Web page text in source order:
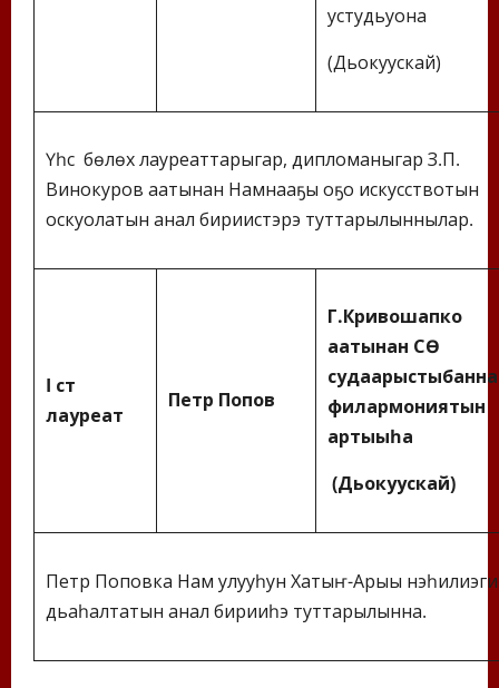
устудьуона
(Дьокуускай)
Үһүс бөлөх лауреаттарыгар, дипломаныгар З.П.
Винокуров аатынан Намнааҕы оҕо искусствотын
оскуолатын анал бириистэрэ туттарылыннылар.
I ст
лауреат
Петр Попов
Г.Кривошапко
аатынан СӨ
филармониятын
артыыһа
(Дьокуускай)
Петр Поповка Нам улууһун Хатыҥ-Арыы
дьаһалтатын анал бирииһэ туттарылынна.